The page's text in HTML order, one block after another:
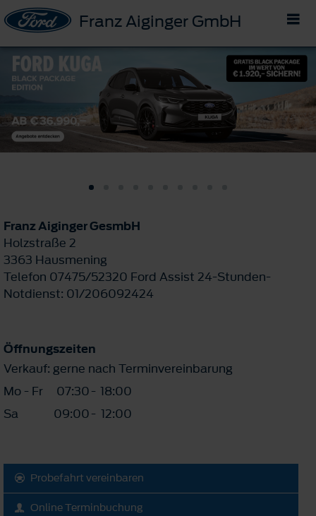
Franz Aiginger GmbH
Franz Aiginger GesmbH
Holzstraße 2
3363 Hausmening
Telefon 07475/52320 Ford Assist 24-Stunden-
Notdienst: 01/206092424
Öffnungszeiten
Verkauf: gerne nach Terminvereinbarung
Mo - Fr
07:30- 18:00
Sa
09:00- 12:00
Probefahrt vereinbaren
Online Terminbuchung